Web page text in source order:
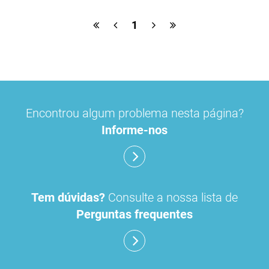
1
Encontrou algum problema nesta página?
Informe-nos
Tem dúvidas? Consulte a nossa lista de
Perguntas frequentes